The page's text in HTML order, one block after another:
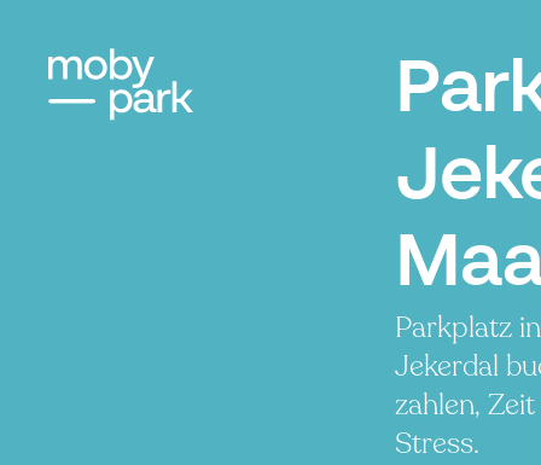
Parkplatz
Jekerdal
zahlen,
Stress.